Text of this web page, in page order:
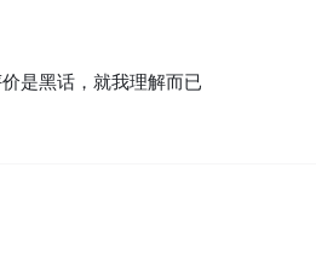
是黑话，就我理解而已